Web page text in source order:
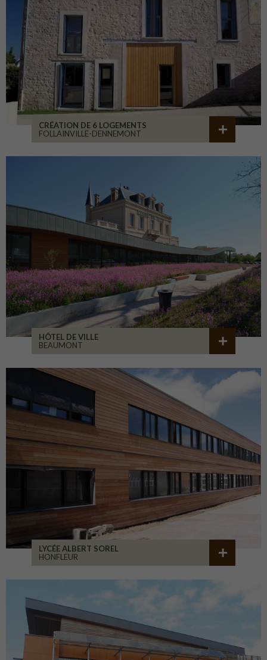
CRÉATION DE 6 LOGEMENTS
FOLLAINVILLE-DENNEMONT
HÔTEL DE VILLE
BEAUMONT
LYCÉE ALBERT SOREL
HONFLEUR